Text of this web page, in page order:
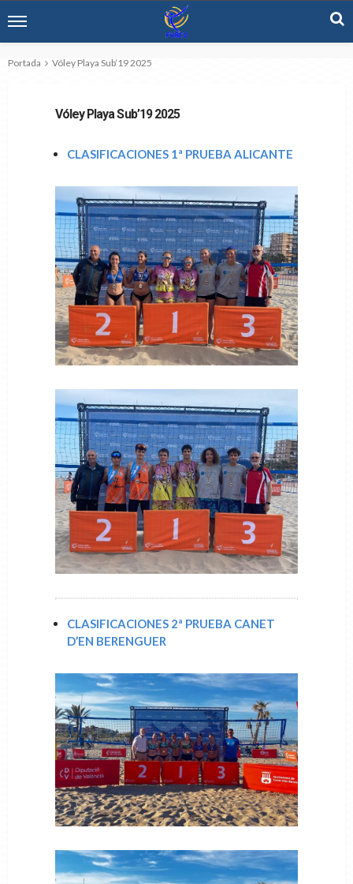
Portada Vóley Playa Sub’19 2025
Vóley Playa Sub’19 2025
CLASIFICACIONES 1ª PRUEBA ALICANTE
CLASIFICACIONES 2ª PRUEBA CANET
D’EN BERENGUER